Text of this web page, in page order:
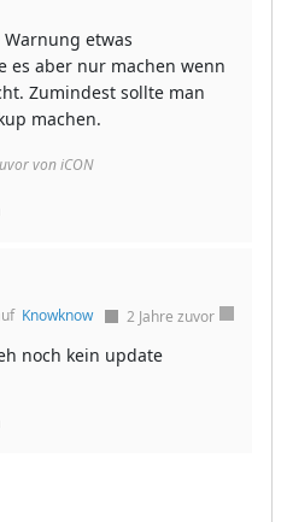
etwas
es aber nur machen wenn
Zumindest sollte man
machen.
von iCON
Knowknow 2 Jahre zuvor
noch kein update